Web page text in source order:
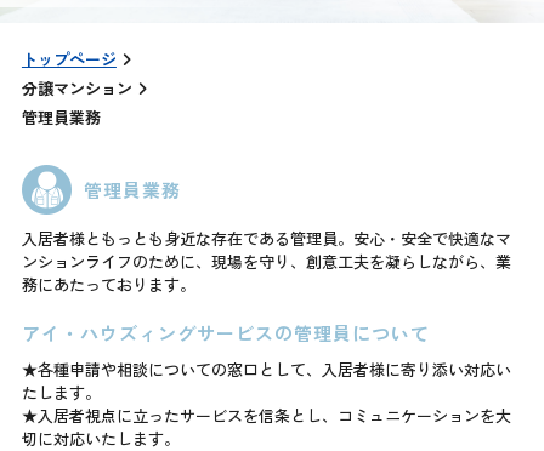
トップページ
分譲マンション
管理員業務
管理員業務
入居者様ともっとも身近な存在である管理員。安心・安全で快適なマ
ンションライフのために、現場を守り、創意工夫を凝らしながら、業
務にあたっております。
アイ・ハウズィングサービスの管理員について
★各種申請や相談についての窓口として、入居者様に寄り添い対応い
たします。
★入居者視点に立ったサービスを信条とし、コミュニケーションを大
切に対応いたします。